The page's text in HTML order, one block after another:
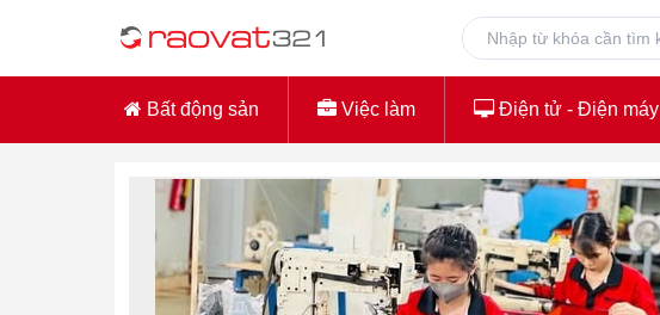
Bất động sản Việc làm Điện tử - Điện máy